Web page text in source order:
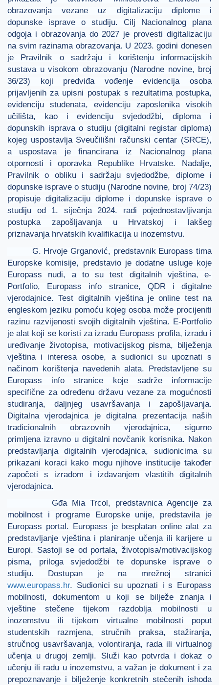
obrazovanja vezane uz digitalizaciju diplome i
dopunske isprave o studiju. Cilj Nacionalnog plana
odgoja i obrazovanja do 2027 je provesti digitalizaciju
na svim razinama obrazovanja. U 2023. godini donesen
je Pravilnik o sadržaju i korištenju informacijskih
sustava u visokom obrazovanju (Narodne novine, broj
36/23) koji predviđa vođenje evidencija osoba
prijavljenih za upisni postupak s rezultatima postupka,
evidenciju studenata, evidenciju zaposlenika visokih
učilišta, kao i evidenciju svjedodžbi, diploma i
dopunskih isprava o studiju (digitalni registar diploma)
kojeg uspostavlja Sveučilišni računski centar (SRCE),
a uspostava je financirana iz Nacionalnog plana
otpornosti i oporavka Republike Hrvatske. Nadalje,
Pravilnik o obliku i sadržaju svjedodžbe, diplome i
dopunske isprave o studiju (Narodne novine, broj 74/23)
propisuje digitalizaciju diplome i dopunske isprave o
studiju od 1. siječnja 2024. radi pojednostavljivanja
postupka zapošljavanja u Hrvatskoj i lakšeg
priznavanja hrvatskih kvalifikacija u inozemstvu.
G. Hrvoje Grganović, predstavnik Europass tima
Europske komisije, predstavio je dodatne usluge koje
Europass nudi, a to su test digitalnih vještina, e-
Portfolio, Europass info stranice, QDR i digitalne
vjerodajnice. Test digitalnih vještina je online test na
engleskom jeziku pomoću kojeg osoba može procijeniti
razinu razvijenosti svojih digitalnih vještina. E-Portfolio
je alat koji se koristi za izradu Europass profila, izradu i
uređivanje životopisa, motivacijskog pisma, bilježenja
vještina i interesa osobe, a sudionici su upoznati s
načinom korištenja navedenih alata. Predstavljene su
Europass info stranice koje sadrže informacije
specifične za određenu državu vezane za mogućnosti
studiranja, daljnjeg usavršavanja i zapošljavanja.
Digitalna vjerodajnica je digitalna prezentacija naših
tradicionalnih obrazovnih vjerodajnica, sigurno
primljena izravno u digitalni novčanik korisnika. Nakon
predstavljanja digitalnih vjerodajnica, sudionicima su
prikazani koraci kako mogu njihove institucije također
započeti s izradom i izdavanjem vlastitih digitalnih
vjerodajnica.
Gđa Mia Trcol, predstavnica Agencije za
mobilnost i programe Europske unije, predstavila je
Europass portal. Europass je besplatan online alat za
predstavljanje vještina i planiranje učenja ili karijere u
Europi. Sastoji se od portala, životopisa/motivacijskog
pisma, priloga svjedodžbi te dopunske isprave o
studiju. Dostupan je na mrežnoj stranici
www.europass.hr. Sudionici su upoznati i s Europass
mobilnosti, dokumentom u koji se bilježe znanja i
vještine stečene tijekom razdoblja mobilnosti u
inozemstvu ili tijekom virtualne mobilnosti poput
studentskih razmjena, stručnih praksa, stažiranja,
stručnog usavršavanja, volontiranja, rada ili virtualnog
učenja u drugoj zemlji. Služi kao potvrda i dokaz o
učenju ili radu u inozemstvu, a važan je dokument i za
prepoznavanje i bilježenje konkretnih stečenih ishoda